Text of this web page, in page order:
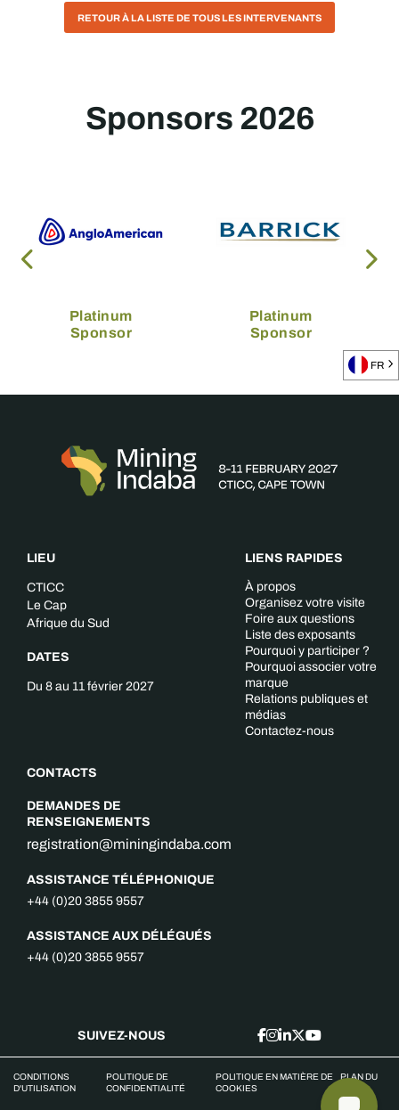
RETOUR À LA LISTE DE TOUS LES INTERVENANTS
Sponsors 2026
Platinum
Sponsor
Platinum
Sponsor
LIEU
CTICC
Le Cap
Afrique du Sud
DATES
Du 8 au 11 février 2027
CONTACTS
DEMANDES DE
RENSEIGNEMENTS
registration@miningindaba.com
ASSISTANCE TÉLÉPHONIQUE
+44 (0)20 3855 9557
ASSISTANCE AUX DÉLÉGUÉS
+44 (0)20 3855 9557
LIENS RAPIDES
À propos
Organisez votre visite
Foire aux questions
Liste des exposants
Pourquoi y participer ?
Pourquoi associer votre
marque
Relations publiques et
médias
Contactez-nous
SUIVEZ-NOUS
CONDITIONS
D'UTILISATION
POLITIQUE DE
CONFIDENTIALITÉ
POLITIQUE EN MATIÈRE DE
COOKIES
PLAN DU
FR